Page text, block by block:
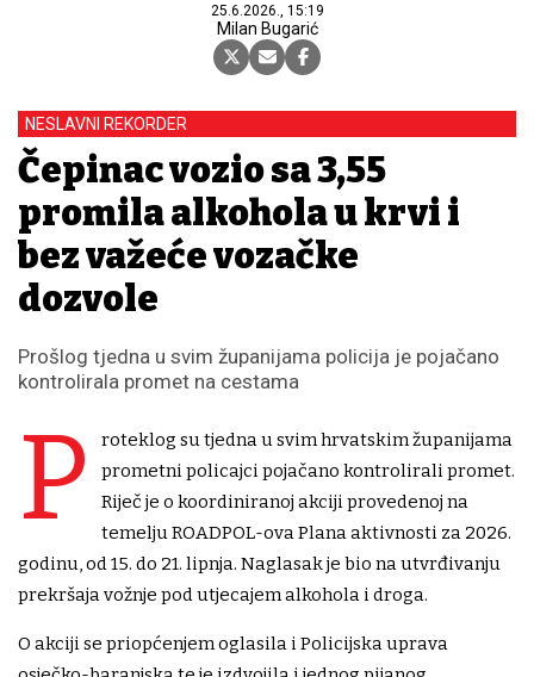
25.6.2026., 15:19
Milan Bugarić
NESLAVNI REKORDER
Čepinac vozio sa 3,55
promila alkohola u krvi i
bez važeće vozačke
dozvole
Prošlog tjedna u svim županijama policija je pojačano
kontrolirala promet na cestama
P
roteklog su tjedna u svim hrvatskim županijama
prometni policajci pojačano kontrolirali promet.
Riječ je o koordiniranoj akciji provedenoj na
temelju ROADPOL-ova Plana aktivnosti za 2026.
godinu, od 15. do 21. lipnja. Naglasak je bio na utvrđivanju
prekršaja vožnje pod utjecajem alkohola i droga.
O akciji se priopćenjem oglasila i Policijska uprava